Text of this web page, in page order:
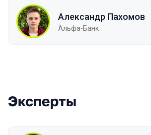
Александр Пахомов
Альфа-Банк
Эксперты